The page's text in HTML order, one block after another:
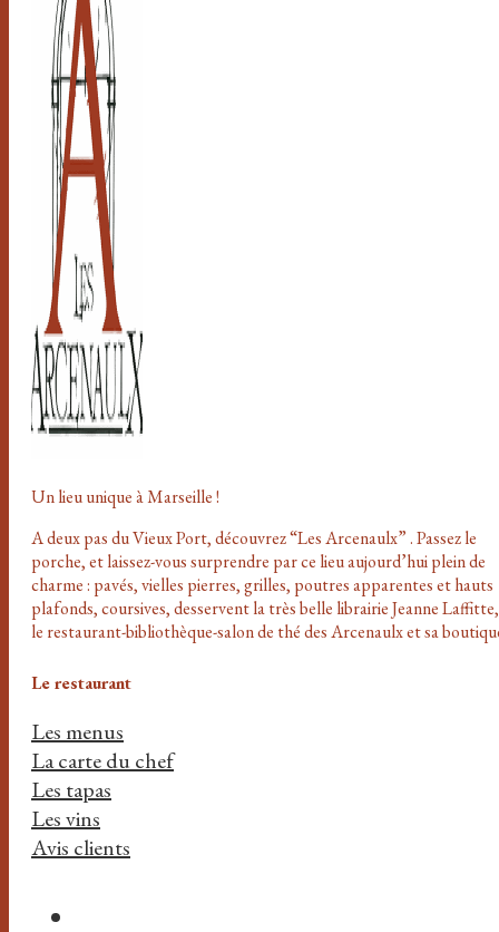
Un lieu unique à Marseille !
A deux pas du Vieux Port, découvrez “Les Arcenaulx” . Passez le
porche, et laissez-vous surprendre par ce lieu aujourd’hui plein de
charme : pavés, vielles pierres, grilles, poutres apparentes et hauts
plafonds, coursives, desservent la très belle librairie Jeanne Laffitte,
le restaurant-bibliothèque-salon de thé des Arcenaulx et sa
Le restaurant
Les menus
La carte du chef
Les tapas
Les vins
Avis clients